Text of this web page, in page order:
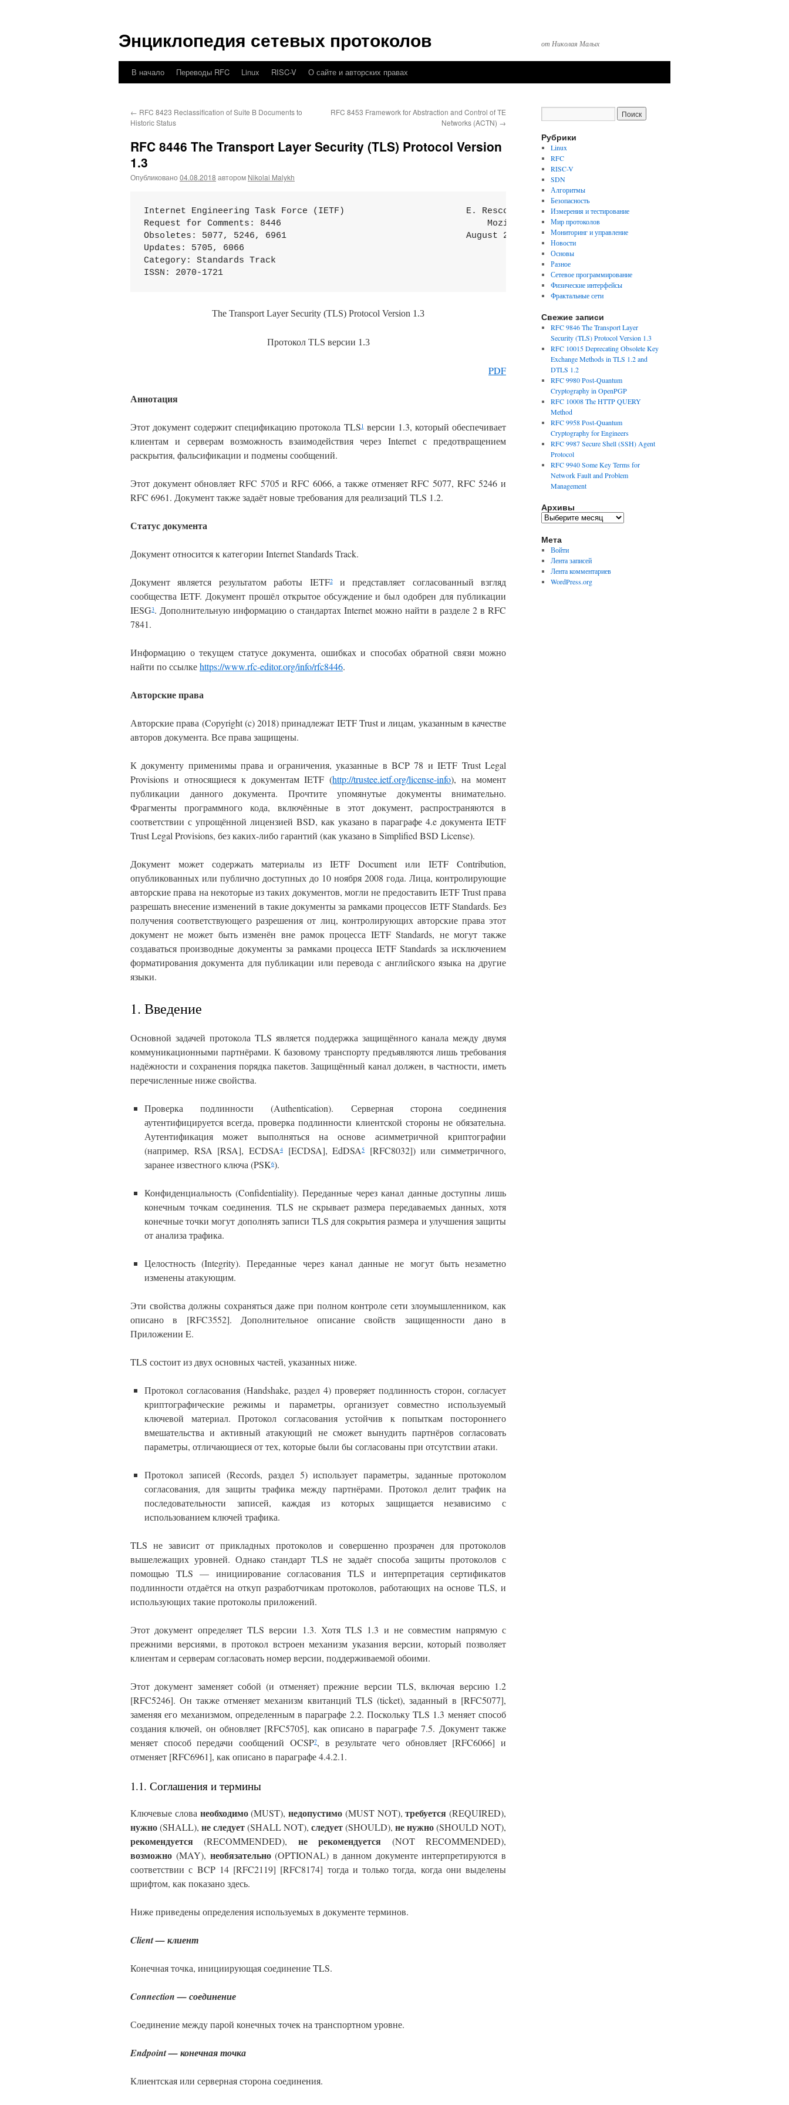
содержимому
Энциклопедия сетевых протоколов от Николая Малых
В начало Переводы RFC Linux RISC-V О сайте и авторских правах
← RFC 8423 Reclassification of Suite B Documents to
Historic Status
RFC 8453 Framework for Abstraction and Control of TE
Networks (ACTN) →
RFC 8446 The Transport Layer Security (TLS) Protocol Version
1.3
Опубликовано 04.08.2018 автором Nikolai Malykh
Internet Engineering Task Force (IETF)                       E. Rescorla
Request for Comments: 8446                                       Mozilla
Obsoletes: 5077, 5246, 6961                                  August 2018
Updates: 5705, 6066
Category: Standards Track
ISSN: 2070-1721
The Transport Layer Security (TLS) Protocol Version 1.3
Протокол TLS версии 1.3
PDF
Аннотация
Этот документ содержит спецификацию протокола TLS1версии 1.3, который обеспечивает
клиентам и серверам возможность взаимодействия через Internet с предотвращением
раскрытия, фальсификации и подмены сообщений.
Этот документ обновляет RFC 5705 и RFC 6066, а также отменяет RFC 5077, RFC 5246 и
RFC 6961. Документ также задаёт новые требования для реализаций TLS 1.2.
Статус документа
Документ относится к категории Internet Standards Track.
Документ является результатом работы IETF2и представляет согласованный взгляд
сообщества IETF. Документ прошёл открытое обсуждение и был одобрен для публикации
IESG3. Дополнительную информацию о стандартах Internet можно найти в разделе 2 в RFC
7841.
Информацию о текущем статусе документа, ошибках и способах обратной связи можно
найти по ссылкеhttps://www.rfc-editor.org/info/rfc8446.
Авторские права
Авторские права (Copyright (c) 2018) принадлежат IETF Trust и лицам, указанным в качестве
авторов документа. Все права защищены.
К документу применимы права и ограничения,указанные в BCP 78 и IETF Trust Legal
Provisions и относящиеся к документам IETF (http://trustee.ietf.org/license-info), на момент
публикации данного документа. Прочтите упомянутые документы внимательно.
Фрагменты программного кода, включённые в этот документ, распространяются в
соответствии с упрощённой лицензией BSD, как указано в параграфе 4.e документа IETF
Trust Legal Provisions, без каких-либо гарантий (как указано в Simplified BSD License).
Документ может содержать материалы из IETF Document или IETF Contribution,
опубликованных или публично доступных до 10 ноября 2008 года. Лица, контролирующие
авторские права на некоторые из таких документов, могли не предоставить IETF Trust права
разрешать внесение изменений в такие документы за рамками процессов IETF Standards. Без
получения соответствующего разрешения от лиц, контролирующих авторские права этот
документ не может быть изменён вне рамок процесса IETF Standards, не могут также
создаваться производные документы за рамками процесса IETF Standards за исключением
форматирования документа для публикации или перевода с английского языка на другие
языки.
1. Введение
Основной задачей протокола TLS является поддержка защищённого канала между двумя
коммуникационными партнёрами. К базовому транспорту предъявляются лишь требования
надёжности и сохранения порядка пакетов. Защищённый канал должен, в частности, иметь
перечисленные ниже свойства.
Проверка подлинности (Authentication). Серверная сторона соединения
аутентифицируется всегда, проверка подлинности клиентской стороны не обязательна.
Аутентификация может выполняться на основе асимметричной криптографии
(например, RSA [RSA], ECDSA4[ECDSA], EdDSA5[RFC8032]) или симметричного,
заранее известного ключа (PSK6).
Конфиденциальность (Confidentiality). Переданные через канал данные доступны лишь
конечным точкам соединения. TLS не скрывает размера передаваемых данных, хотя
конечные точки могут дополнять записи TLS для сокрытия размера и улучшения защиты
от анализа трафика.
Целостность (Integrity). Переданные через канал данные не могут быть незаметно
изменены атакующим.
Эти свойства должны сохраняться даже при полном контроле сети злоумышленником, как
описано в [RFC3552]. Дополнительное описание свойств защищенности дано в
Приложении E.
TLS состоит из двух основных частей, указанных ниже.
Протокол согласования (Handshake, раздел 4) проверяет подлинность сторон, согласует
криптографические режимы и параметры, организует совместно используемый
ключевой материал. Протокол согласования устойчив к попыткам постороннего
вмешательства и активный атакующий не сможет вынудить партнёров согласовать
параметры, отличающиеся от тех, которые были бы согласованы при отсутствии атаки.
Протокол записей (Records, раздел 5) использует параметры, заданные протоколом
согласования, для защиты трафика между партнёрами. Протокол делит трафик на
последовательности записей, каждая из которых защищается независимо с
использованием ключей трафика.
TLS не зависит от прикладных протоколов и совершенно прозрачен для протоколов
вышележащих уровней. Однако стандарт TLS не задаёт способа защиты протоколов с
помощью TLS — инициирование согласования TLS и интерпретация сертификатов
подлинности отдаётся на откуп разработчикам протоколов, работающих на основе TLS, и
использующих такие протоколы приложений.
Этот документ определяет TLS версии 1.3. Хотя TLS 1.3 и не совместим напрямую с
прежними версиями, в протокол встроен механизм указания версии, который позволяет
клиентам и серверам согласовать номер версии, поддерживаемой обоими.
Этот документ заменяет собой (и отменяет) прежние версии TLS, включая версию 1.2
[RFC5246]. Он также отменяет механизм квитанций TLS (ticket), заданный в [RFC5077],
заменяя его механизмом, определенным в параграфе 2.2. Поскольку TLS 1.3 меняет способ
создания ключей, он обновляет [RFC5705], как описано в параграфе 7.5. Документ также
меняет способ передачи сообщений OCSP7, в результате чего обновляет [RFC6066] и
отменяет [RFC6961], как описано в параграфе 4.4.2.1.
1.1. Соглашения и термины
Ключевые слова необходимо(MUST), недопустимо (MUST NOT),требуется (REQUIRED),
нужно(SHALL), не следует(SHALL NOT), следует(SHOULD), ненужно(SHOULD NOT),
рекомендуется (RECOMMENDED), не рекомендуется (NOT RECOMMENDED),
возможно (MAY), необязательно(OPTIONAL) в данном документе интерпретируются в
соответствии с BCP 14 [RFC2119] [RFC8174] тогда и только тогда, когда они выделены
шрифтом, как показано здесь.
Ниже приведены определения используемых в документе терминов.
Client — клиент
Конечная точка, инициирующая соединение TLS.
Connection — соединение
Соединение между парой конечных точек на транспортном уровне.
Endpoint — конечная точка
Клиентская или серверная сторона соединения.
Рубрики
Linux
RFC
RISC-V
SDN
Алгоритмы
Безопасность
Измерения и тестирование
Мир протоколов
Мониторинг и управление
Новости
Основы
Разное
Сетевое программирование
Физические интерфейсы
Фрактальные сети
Свежие записи
RFC 9846 The Transport Layer
Security (TLS) Protocol Version 1.3
RFC 10015 Deprecating Obsolete Key
Exchange Methods in TLS 1.2 and
DTLS 1.2
RFC 9980 Post-Quantum
Cryptography in OpenPGP
RFC 10008 The HTTP QUERY
Method
RFC 9958 Post-Quantum
Cryptography for Engineers
RFC 9987 Secure Shell (SSH) Agent
Protocol
RFC 9940 Some Key Terms for
Network Fault and Problem
Management
Архивы
Архивы
Мета
Войти
Лента записей
Лента комментариев
WordPress.org